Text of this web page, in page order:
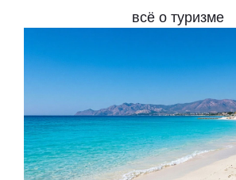
всё о туризме